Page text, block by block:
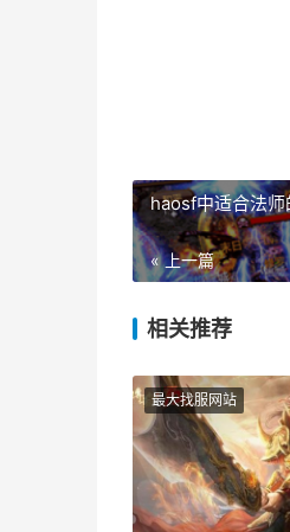
haosf中适合法
« 上一篇
相关推荐
最大找服网站